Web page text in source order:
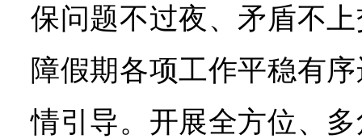
保问题不过夜、矛盾不
障假期各项工作平稳有
情引导。开展全方位、